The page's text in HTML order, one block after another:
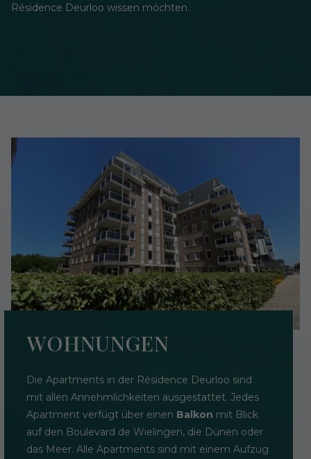
Résidence Deurloo wissen möchten.
WOHNUNGEN
Die Apartments in der Résidence Deurloo sind
mit allen Annehmlichkeiten ausgestattet. Jedes
Apartment verfügt über einen Balkon mit Blick
auf den Boulevard de Wielingen, die Dünen oder
das Meer. Alle Apartments sind mit einem Aufzug